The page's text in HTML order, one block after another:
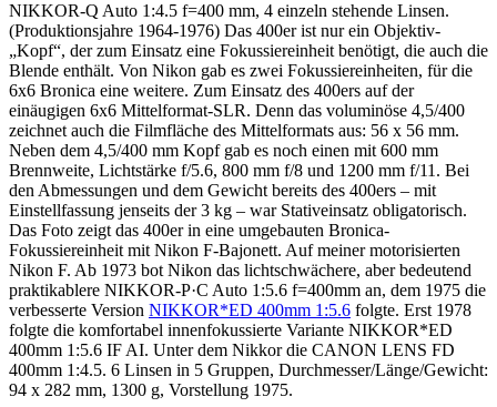
NIKKOR-Q Auto 1:4.5 f=400 mm, 4 einzeln stehende Linsen.
(Produktionsjahre 1964-1976) Das 400er ist nur ein Objektiv-
„Kopf“, der zum Einsatz eine Fokussiereinheit benötigt, die auch die
Blende enthält. Von Nikon gab es zwei Fokussiereinheiten, für die
6x6 Bronica eine weitere. Zum Einsatz des 400ers auf der
einäugigen 6x6 Mittelformat-SLR. Denn das voluminöse 4,5/400
zeichnet auch die Filmfläche des Mittelformats aus: 56 x 56 mm.
Neben dem 4,5/400 mm Kopf gab es noch einen mit 600 mm
Brennweite, Lichtstärke f/5.6, 800 mm f/8 und 1200 mm f/11. Bei
den Abmessungen und dem Gewicht bereits des 400ers – mit
Einstellfassung jenseits der 3 kg – war Stativeinsatz obligatorisch.
Das Foto zeigt das 400er in eine umgebauten Bronica-
Fokussiereinheit mit Nikon F-Bajonett. Auf meiner motorisierten
Nikon F. Ab 1973 bot Nikon das lichtschwächere, aber bedeutend
praktikablere NIKKOR-P·C Auto 1:5.6 f=400mm an, dem 1975 die
verbesserte Version NIKKOR*ED 400mm 1:5.6 folgte. Erst 1978
folgte die komfortabel innenfokussierte Variante NIKKOR*ED
400mm 1:5.6 IF AI. Unter dem Nikkor die CANON LENS FD
400mm 1:4.5. 6 Linsen in 5 Gruppen, Durchmesser/Länge/Gewicht:
94 x 282 mm, 1300 g, Vorstellung 1975.